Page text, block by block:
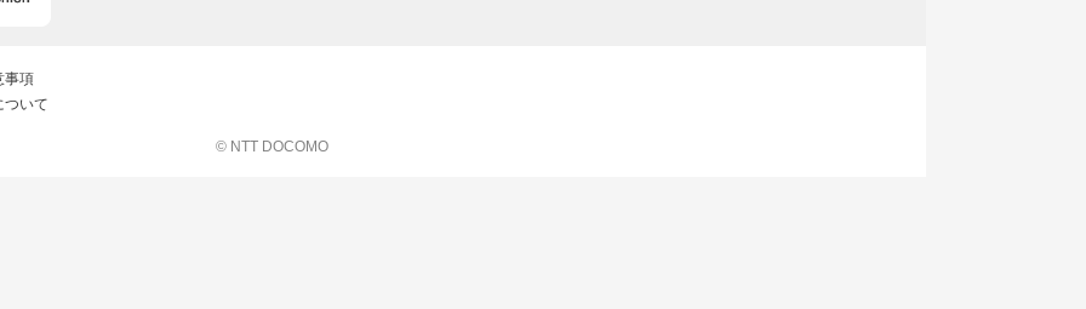
事項
ついて
© NTT DOCOMO